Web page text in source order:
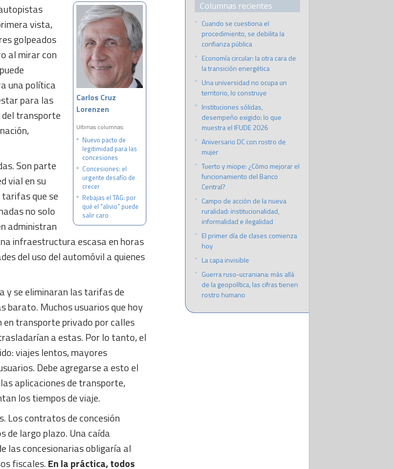
Carlos Cruz
Lorenzen
Ultimas columnas:
Nuevo pacto de
legitimidad para las
concesiones
Concesiones: el
urgente desafío de
crecer
Rebajas el TAG: por
qué el "alivio" puede
salir caro
vista,
golpeados
al mirar con
una política
para las
del transporte
Son parte
vial en su
que se
no solo
administran
infraestructura escasa en horas
del uso del automóvil a quienes
y se eliminaran las tarifas de
barato. Muchos usuarios que hoy
transporte privado por calles
a estas. Por lo tanto, el
viajes lentos, mayores
Debe agregarse a esto el
aplicaciones de transporte,
los tiempos de viaje.
Los contratos de concesión
de largo plazo. Una caída
las concesionarias obligaría al
fiscales.En la práctica, todos
Columnas recientes
Cuando se cuestiona el
procedimiento, se debilita la
confianza pública
Economía circular: la otra cara de
la transición energética
Una universidad no ocupa un
territorio, lo construye
Instituciones sólidas,
desempeño exigido: lo que
muestra el IFUDE 2026
Aniversario DC con rostro de
mujer
Tuerto y miope: ¿Cómo mejorar el
funcionamiento del Banco
Central?
Campo de acción de la nueva
ruralidad: institucionalidad,
informalidad e ilegalidad
El primer día de clases comienza
hoy
La capa invisible
Guerra ruso-ucraniana: más allá
de la geopolítica, las cifras tienen
rostro humano